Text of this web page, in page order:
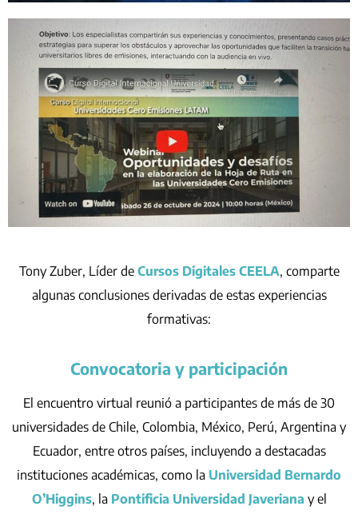
Tony Zuber, Líder de Cursos Digitales CEELA, comparte
algunas conclusiones derivadas de estas experiencias
formativas:
Convocatoria y participación
El encuentro virtual reunió a participantes de más de 30
universidades de Chile, Colombia, México, Perú, Argentina y
Ecuador, entre otros países, incluyendo a destacadas
instituciones académicas, como la Universidad Bernardo
O’Higgins, la Pontificia Universidad Javeriana y el